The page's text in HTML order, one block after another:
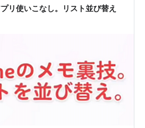
っと見ますねーとiPhoneを…
リ使いこなし。リスト並び替え